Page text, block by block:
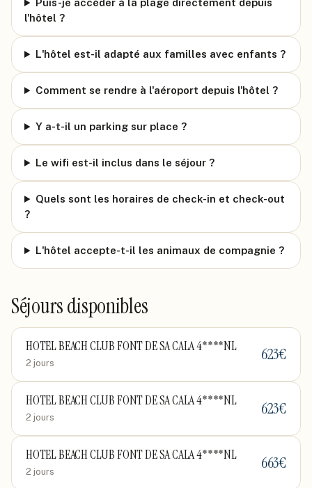
Puis-je accéder à la plage directement depuis
l'hôtel ?
L'hôtel est-il adapté aux familles avec enfants ?
Comment se rendre à l'aéroport depuis l'hôtel ?
Y a-t-il un parking sur place ?
Le wifi est-il inclus dans le séjour ?
Quels sont les horaires de check-in et check-out
?
L'hôtel accepte-t-il les animaux de compagnie ?
Séjours disponibles
HOTEL BEACH CLUB FONT DE SA CALA 4****NL
2 jours 623€
HOTEL BEACH CLUB FONT DE SA CALA 4****NL
2 jours 623€
HOTEL BEACH CLUB FONT DE SA CALA 4****NL
2 jours 663€